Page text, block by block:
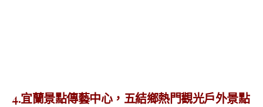
4.宜蘭景點傳藝中心，五結鄉熱門觀光戶外景點